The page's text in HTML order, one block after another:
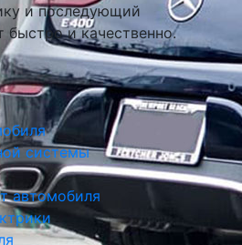
и последующий
и качественно.
системы
автомобиля